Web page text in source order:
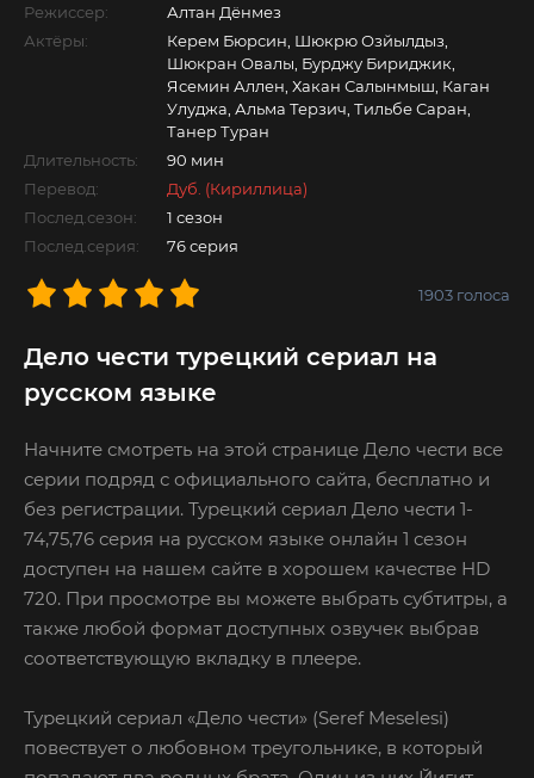
Режиссер:
Алтан Дёнмез
Актёры:
Керем Бюрсин, Шюкрю Озйылдыз,
Шюкран Овалы, Бурджу Бириджик,
Ясемин Аллен, Хакан Салынмыш, Каган
Улуджа, Альма Терзич, Тильбе Саран,
Танер Туран
Длительность:
90 мин
Перевод:
Дуб. (Кириллица)
Послед.сезон:
1 сезон
Послед.серия:
76 серия
1903 голоса
Дело чести турецкий сериал на
русском языке
Начните смотреть на этой странице Дело чести все
серии подряд с официального сайта, бесплатно и
без регистрации. Турецкий сериал Дело чести 1-
74,75,76 серия на русском языке онлайн 1 сезон
доступен на нашем сайте в хорошем качестве HD
720. При просмотре вы можете выбрать субтитры, а
также любой формат доступных озвучек выбрав
соответствующую вкладку в плеере.
Турецкий сериал «Дело чести» (Seref Meselesi)
повествует о любовном треугольнике, в который